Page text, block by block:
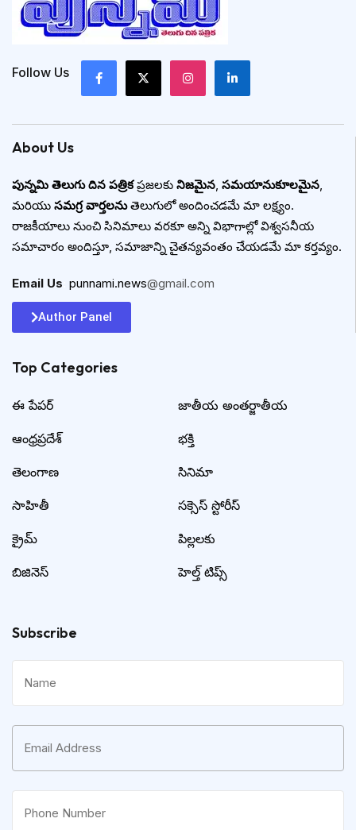
Follow Us
About Us
పున్నమి తెలుగు దిన పత్రికప్రజలకు నిజమైన, సమయానుకూలమైన,
మరియు సమగ్ర వార్తలనుతెలుగులో అందించడమే మా లక్ష్యం.
రాజకీయాలు నుంచి సినిమాలు వరకూ అన్ని విభాగాల్లో విశ్వసనీయ
సమాచారం అందిస్తూ, సమాజాన్ని చైతన్యవంతం చేయడమే మా కర్తవ్యం.
Email Us punnami.news@gmail.com
Author Panel
Top Categories​
ఈ పేపర్
ఆంధ్రప్రదేశ్
తెలంగాణ
సాహితీ
క్రైమ్
బిజినెస్
జాతీయ అంతర్జాతీయ
భక్తి
సినిమా
సక్సెస్ స్టోరీస్
పిల్లలకు
హెల్త్ టిప్స్
Subscribe